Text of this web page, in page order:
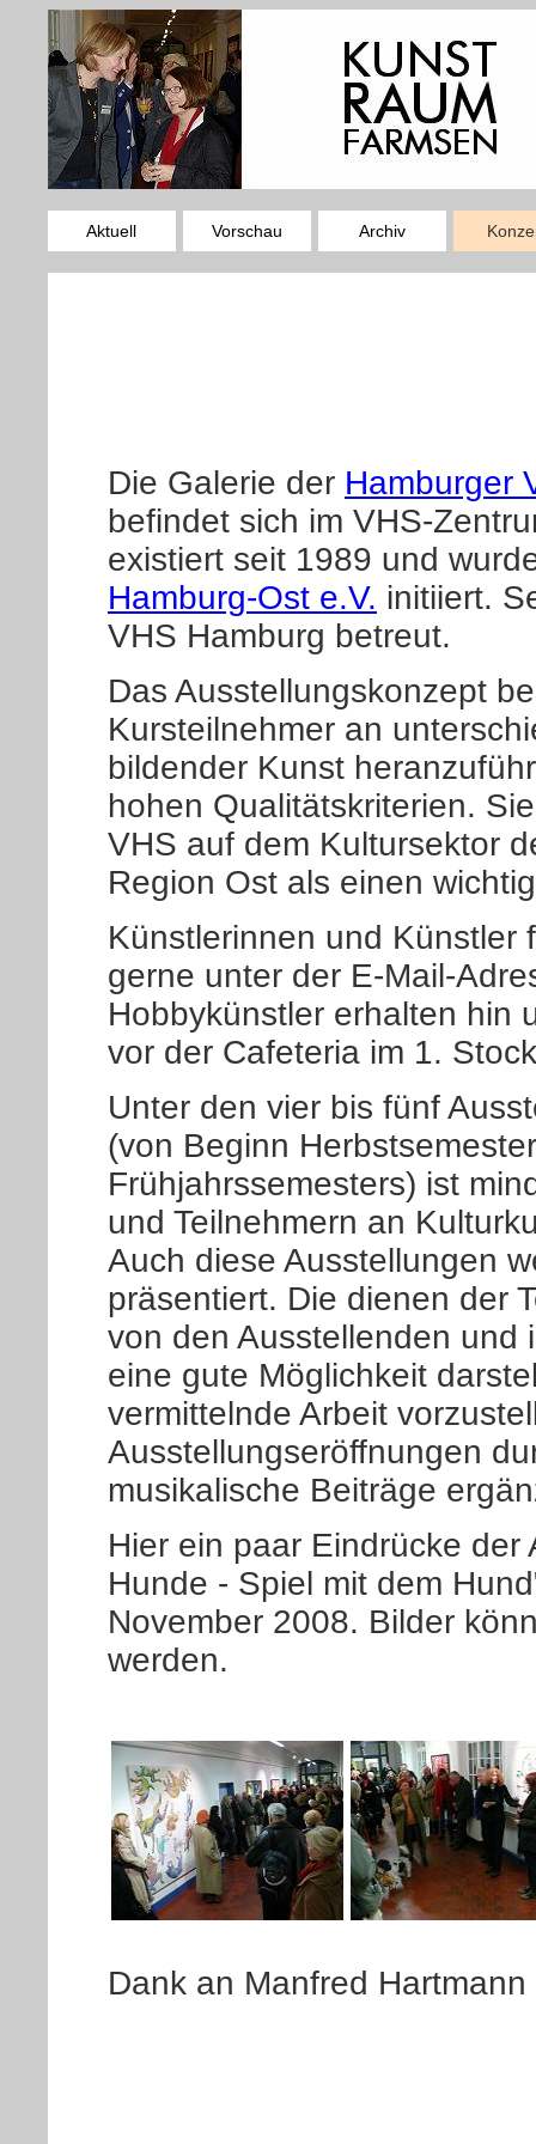
Aktuell Vorschau Archiv
Die Galerie der Hamburger
befindet sich im VHS-
existiert seit 1989 und
Hamburg-Ost e.V. initiiert.
VHS Hamburg betreut.
Das Ausstellungskonzept
Kursteilnehmer an
bildender Kunst
hohen Qualitätskriterien.
VHS auf dem Kultursektor
Region Ost als einen
Künstlerinnen und Künstler
gerne unter der E-Mail-
Hobbykünstler erhalten hin
vor der Cafeteria im 1.
Unter den vier bis fünf
(von Beginn
Frühjahrssemesters) ist
und Teilnehmern an
Auch diese Ausstellungen
präsentiert. Die dienen der
von den Ausstellenden und
eine gute Möglichkeit
vermittelnde Arbeit
Ausstellungseröffnungen
musikalische Beiträge
Hier ein paar Eindrücke
Hunde - Spiel mit dem
November 2008. Bilder
werden.
Dank an Manfred